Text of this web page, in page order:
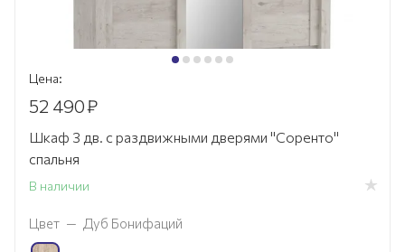
Цена:
52 490₽
Шкаф 3 дв. с раздвижными дверями "Соренто"
спальня
В наличии
Цвет — Дуб Бонифаций